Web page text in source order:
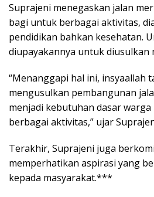
Suprajeni menegaskan jalan
bagi untuk berbagai aktivitas,
pendidikan bahkan kesehatan.
diupayakannya untuk diusulkan
“Menanggapi hal ini, insyaallah
mengusulkan pembangunan
menjadi kebutuhan dasar
berbagai aktivitas,” ujar
Terakhir, Suprajeni juga
memperhatikan aspirasi yang
kepada masyarakat.***